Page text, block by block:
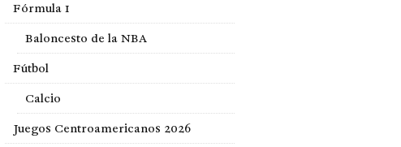
Fórmula 1
Baloncesto de la NBA
Fútbol
Calcio
Juegos Centroamericanos 2026